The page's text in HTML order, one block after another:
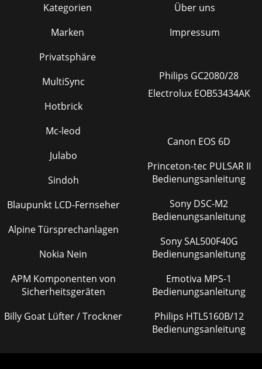
Kategorien
Marken
Privatsphäre
Über uns
Impressum
MultiSync
Hotbrick
Mc-leod
Julabo
Sindoh
Blaupunkt LCD-Fernseher
Alpine Türsprechanlagen
Nokia Nein
APM Komponenten von
Sicherheitsgeräten
Billy Goat Lüfter / Trockner
Philips GC2080/28
Electrolux EOB53434AK
Canon EOS 6D
Princeton-tec PULSAR II
Bedienungsanleitung
Sony DSC-M2
Bedienungsanleitung
Sony SAL500F40G
Bedienungsanleitung
Emotiva MPS-1
Bedienungsanleitung
Philips HTL5160B/12
Bedienungsanleitung